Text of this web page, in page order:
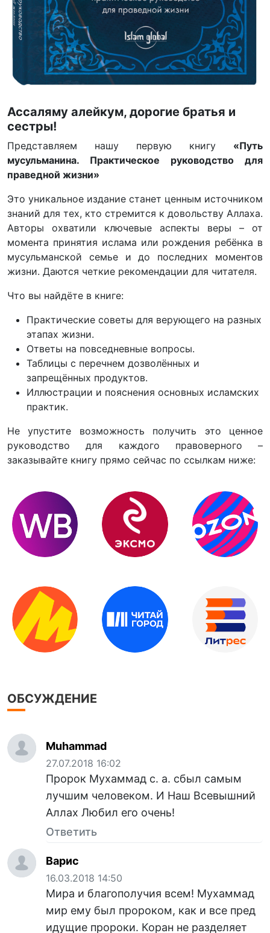
Ассаляму алейкум, дорогие братья и
сестры!
Представляем нашу первую книгу «Путь
мусульманина. Практическое руководство для
праведной жизни»
Это уникальное издание станет ценным источником
знаний для тех, кто стремится к довольству Аллаха.
Авторы охватили ключевые аспекты веры – от
момента принятия ислама или рождения ребёнка в
мусульманской семье и до последних моментов
жизни. Даются четкие рекомендации для читателя.
Что вы найдёте в книге:
Практические советы для верующего на разных
этапах жизни.
Ответы на повседневные вопросы.
Таблицы с перечнем дозволённых и
запрещённых продуктов.
Иллюстрации и пояснения основных исламских
практик.
Не упустите возможность получить это ценное
руководство для каждого правоверного –
заказывайте книгу прямо сейчас по ссылкам ниже:
ОБСУЖДЕНИЕ
Muhammad
27.07.2018 16:02
Пророк Мухаммад с. а. сбыл самым
лучшим человеком. И Наш Всевышний
Аллах Любил его очень!
Ответить
Варис
16.03.2018 14:50
Мира и благополучия всем! Мухаммад
мир ему был пророком, как и все пред
идущие пророки. Коран не разделяет